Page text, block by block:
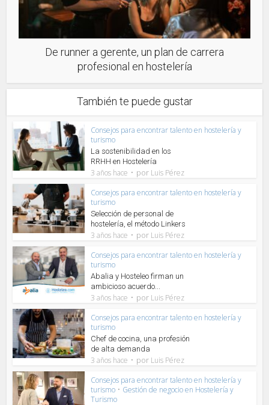
De runner a gerente, un plan de carrera
profesional en hostelería
También te puede gustar
Consejos para encontrar talento en hostelería y
turismo
La sostenibilidad en los
RRHH en Hostelería
3 años hace por Luis Pérez
Consejos para encontrar talento en hostelería y
turismo
Selección de personal de
hostelería, el método Linkers
3 años hace por Luis Pérez
Consejos para encontrar talento en hostelería y
turismo
Abalia y Hosteleo firman un
ambicioso acuerdo...
3 años hace por Luis Pérez
Consejos para encontrar talento en hostelería y
turismo
Chef de cocina, una profesión
de alta demanda
3 años hace por Luis Pérez
Consejos para encontrar talento en hostelería y
turismo • Gestión de negocio en Hostelería y
Turismo